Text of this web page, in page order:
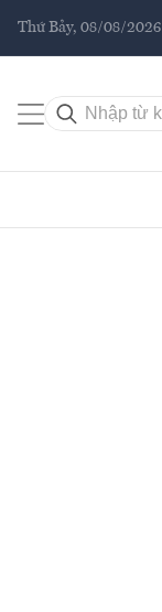
Thứ Bảy, 08/08/2026